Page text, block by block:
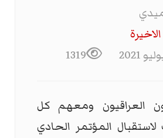
1319
العراقيون ومعهم كل
المؤتمر الحادي